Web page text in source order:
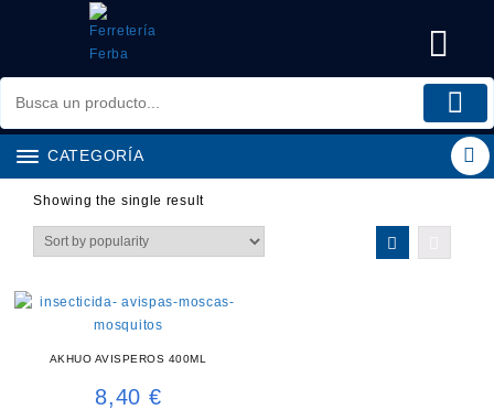
CATEGORÍA
Showing the single result
AKHUO AVISPEROS 400ML
8,40 €